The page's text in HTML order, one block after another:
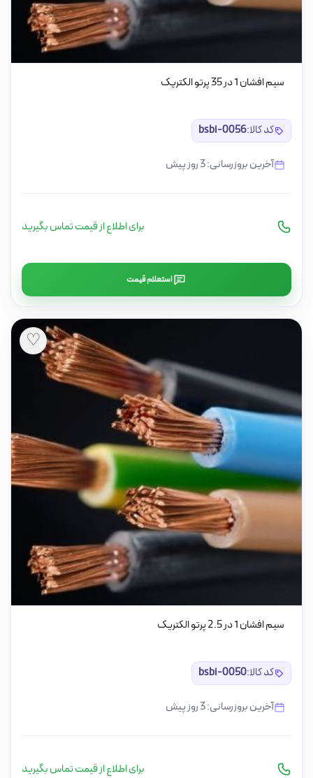
سیم افشان 1 در 35 پرتو الکتریک
کد کالا:bsbi-0056
آخرین بروزرسانی: 3 روز پیش
برای اطلاع از قیمت تماس بگیرید
استعلام قیمت
♡
سیم افشان 1 در 2.5 پرتو الکتریک
کد کالا:bsbi-0050
آخرین بروزرسانی: 3 روز پیش
برای اطلاع از قیمت تماس بگیرید